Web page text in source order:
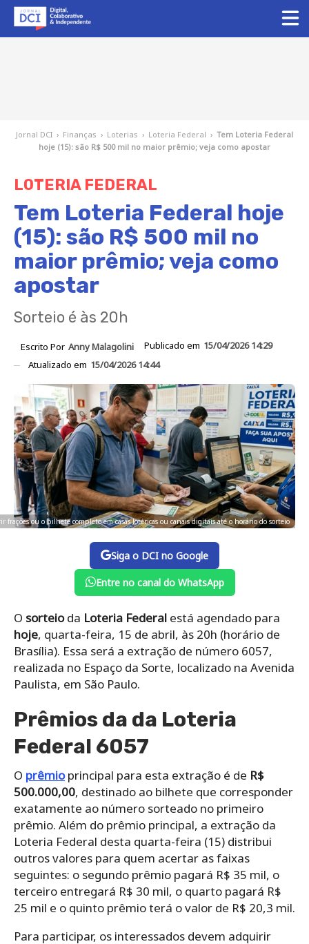
Jornal DCI › Finanças › Loterias › Loteria Federal › Tem Loteria Federal
hoje (15): são R$ 500 mil no maior prêmio; veja como apostar
LOTERIA FEDERAL
Tem Loteria Federal hoje
(15): são R$ 500 mil no
maior prêmio; veja como
apostar
Sorteio é às 20h
Escrito Por Anny Malagolini Publicado em 15/04/2026 14:29
Atualizado em 15/04/2026 14:44
ou o bilhete completo em casas lotéricas ou canais digitais até o horário do sorteio
Siga o DCI no Google
Entre no canal do WhatsApp
O sorteioda Loteria Federal está agendado para
hoje, quarta-feira, 15 de abril, às 20h (horário de
Brasília). Essa será a extração de número 6057,
realizada no Espaço da Sorte, localizado na Avenida
Paulista, em São Paulo.
Prêmios da da Loteria
Federal 6057
O prêmioprincipal para esta extração é de R$
500.000,00, destinado ao bilhete que corresponder
exatamente ao número sorteado no primeiro
prêmio. Além do prêmio principal, a extração da
Loteria Federal desta quarta-feira (15) distribui
outros valores para quem acertar as faixas
seguintes: o segundo prêmio pagará R$ 35 mil, o
terceiro entregará R$ 30 mil, o quarto pagará R$
25 mil e o quinto prêmio terá o valor de R$ 20,3 mil.
Para participar, os interessados devem adquirir